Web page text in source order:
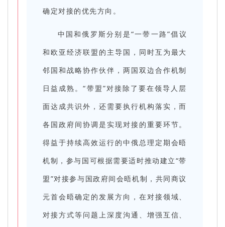
确定对接的优先方向。
中国和俄罗斯分别是“一带一路”倡议
和欧亚经济联盟的主导国，同时互为最大
邻国和战略协作伙伴，两国双边合作机制
日益成熟。“带盟”对接除了要在领导人层
面达成共识外，还需要执行机构落实，而
各国政府间协调是实现对接的重要环节。
得益于持续高效运行的中俄总理定期会晤
机制，参与国可根据需要适时推动建立“带
盟”对接参与国政府间会晤机制，共同商议
元首会晤确定的发展方向，在对接领域、
对接方式等问题上深度沟通、增强互信、